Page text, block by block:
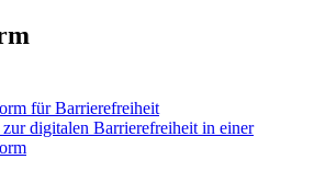
für Barrierefreiheit
digitalen Barrierefreiheit in einer